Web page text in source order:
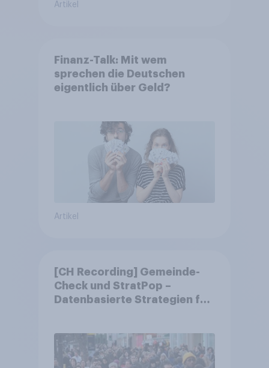
Artikel
Finanz-Talk: Mit wem
sprechen die Deutschen
eigentlich über Geld?
Artikel
[CH Recording] Gemeinde-
Check und StratPop –
Datenbasierte Strategien für